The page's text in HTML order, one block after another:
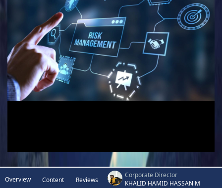
Overview Content Reviews
Corporate Director
KHALID HAMID HASSAN M